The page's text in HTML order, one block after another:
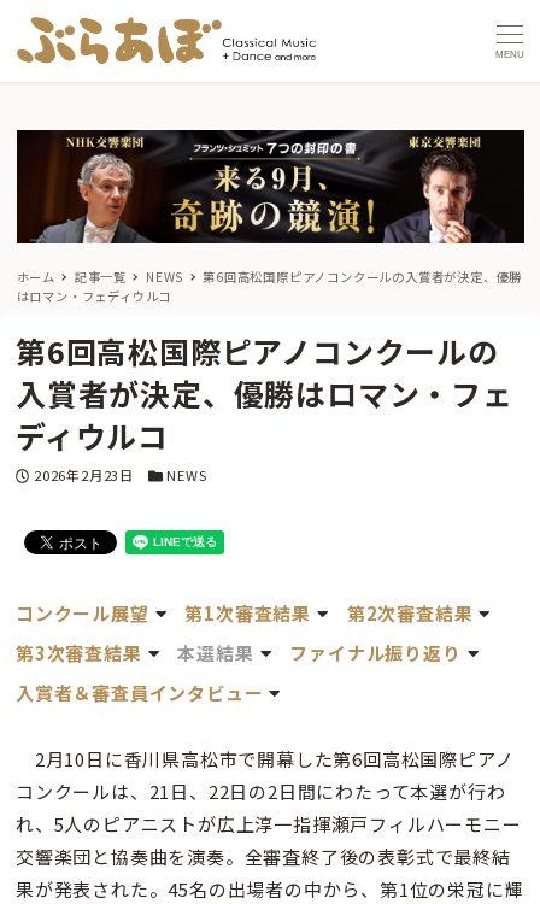
MENU
ホーム 記事一覧 NEWS
第6回高松国際ピアノコンクールの入賞者が決定、優勝
はロマン・フェディウルコ
第6回高松国際ピアノコンクールの
入賞者が決定、優勝はロマン・フェ
ディウルコ
投稿日
2026年2月23日 カテゴリー
NEWS
コンクール展望 第1次審査結果
第2次審査結果
第3次審査結果
本選結果
ファイナル振り返り
入賞者＆審査員インタビュー
2月10日に香川県高松市で開幕した第6回高松国際ピアノ
コンクールは、21日、22日の2日間にわたって本選が行わ
れ、5人のピアニストが広上淳一指揮瀬戸フィルハーモニー
交響楽団と協奏曲を演奏。全審査終了後の表彰式で最終結
果が発表された。45名の出場者の中から、第1位の栄冠に輝